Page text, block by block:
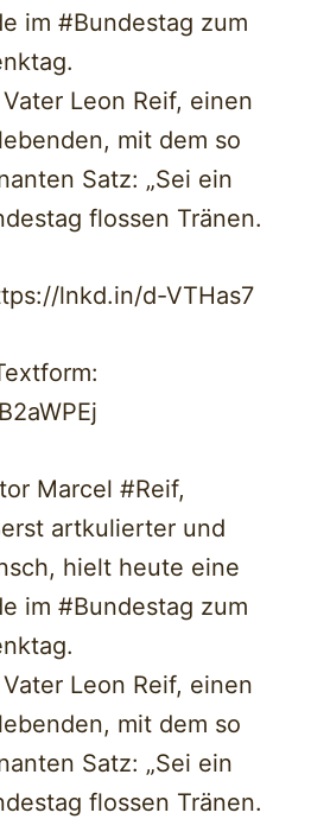
im #Bundestag zum
Leon Reif, einen
mit dem so
Satz: „Sei ein
flossen Tränen.
lnkd.in/d-VTHas7
Marcel #Reif,
artkulierter und
hielt heute eine
im #Bundestag zum
Leon Reif, einen
mit dem so
Satz: „Sei ein
flossen Tränen.